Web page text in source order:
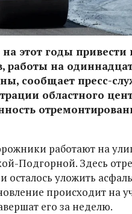
этот годы привести
работы на
сообщает пресс-
областного
работают на
Подгорной. Здесь
осталось уложить
происходит на
его за неделю.